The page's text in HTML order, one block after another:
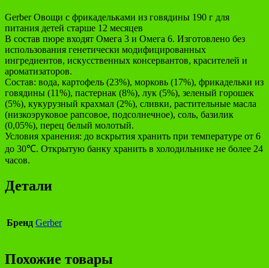
Gerber Овощи с фрикадельками из говядины 190 г для
питания детей старше 12 месяцев
В состав пюре входят Омега 3 и Омега 6. Изготовлено без
использования генетически модифицированных
ингредиентов, искусственных консервантов, красителей и
ароматизаторов.
Состав: вода, картофель (23%), морковь (17%), фрикадельки из
говядины (11%), пастернак (8%), лук (5%), зеленый горошек
(5%), кукурузный крахмал (2%), сливки, растительные масла
(низкоэруковое рапсовое, подсолнечное), соль, базилик
(0,05%), перец белый молотый.
Условия хранения: до вскрытия хранить при температуре от 6
до 30℃. Открытую банку хранить в холодильнике не более 24
часов.
Детали
Бренд Gerber
Похожие товары